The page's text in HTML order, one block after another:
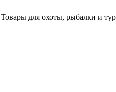
Товары для охоты, рыбалки и